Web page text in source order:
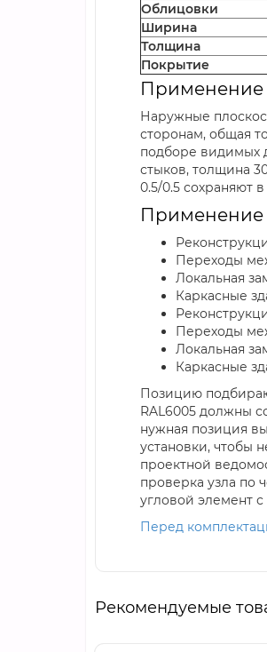
Облицовки
Ширина
Толщина
Покрытие
Применение
Наружные
сторонам, общая
подборе видимых
стыков, толщина
0.5/0.5 сохраняют
Применение
Переходы
Локальная
Каркасные
Переходы
Локальная
Каркасные
Позицию
RAL6005 должны
нужная позиция
установки, чтобы
проектной
проверка узла по
угловой элемент
Перед
Рекомендуемые